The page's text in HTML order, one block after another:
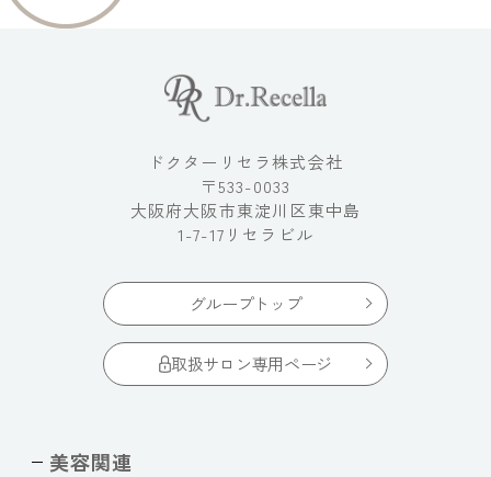
ドクターリセラ株式会社
〒533-0033
大阪府大阪市東淀川区東中島
1-7-17リセラビル
グループトップ
取扱サロン専用ページ
美容関連